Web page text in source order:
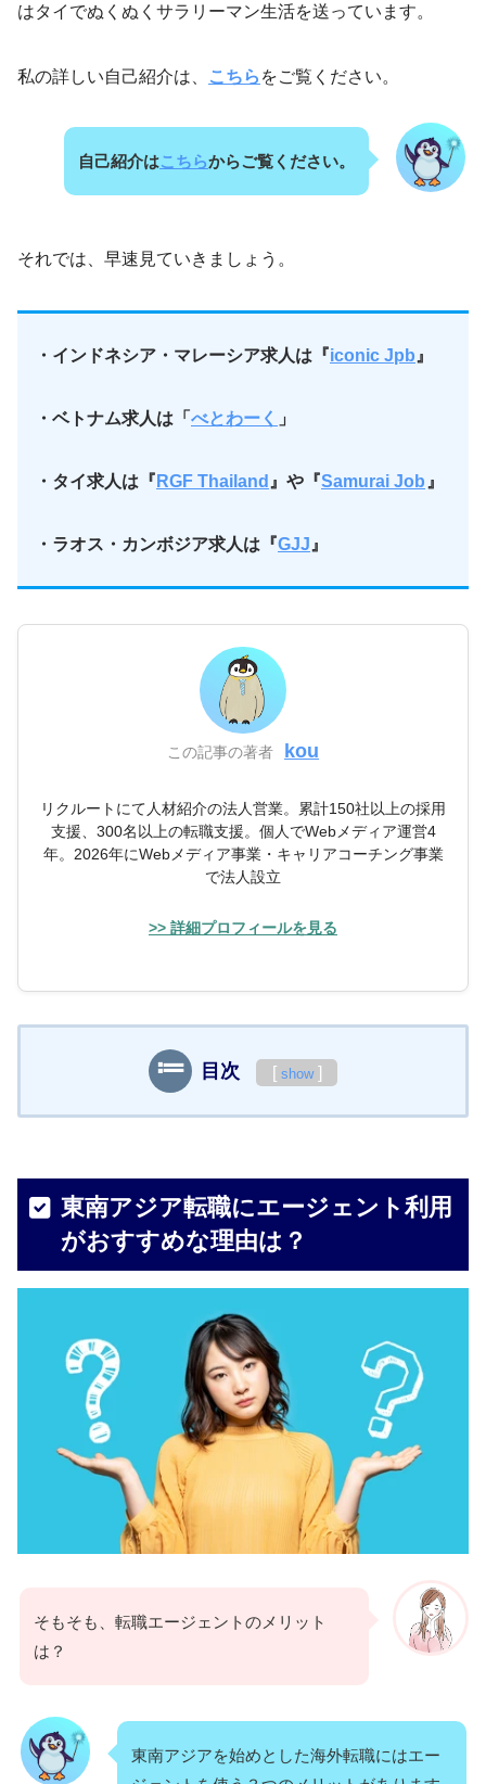
はタイでぬくぬくサラリーマン生活を送っています。
私の詳しい自己紹介は、 こちら をご覧ください。
自己紹介はこちらからご覧ください。
それでは、早速見ていきましょう。
・インドネシア・マレーシア求人は『iconic Jpb 』
・ベトナム求人は「 べとわーく 」
・タイ求人は『 RGF Thailand 』や『Samurai Job 』
・ラオス・カンボジア求人は『GJJ 』
この記事の著者 kou
リクルートにて人材紹介の法人営業。累計150社以上の採用
支援、300名以上の転職支援。個人でWebメディア運営4
年。2026年にWebメディア事業・キャリアコーチング事業
で法人設立
>> 詳細プロフィールを見る
目次 [ show ]
東南アジア転職にエージェント利用
がおすすめな理由は？
そもそも、転職エージェントのメリット
は？
東南アジアを始めとした海外転職にはエー